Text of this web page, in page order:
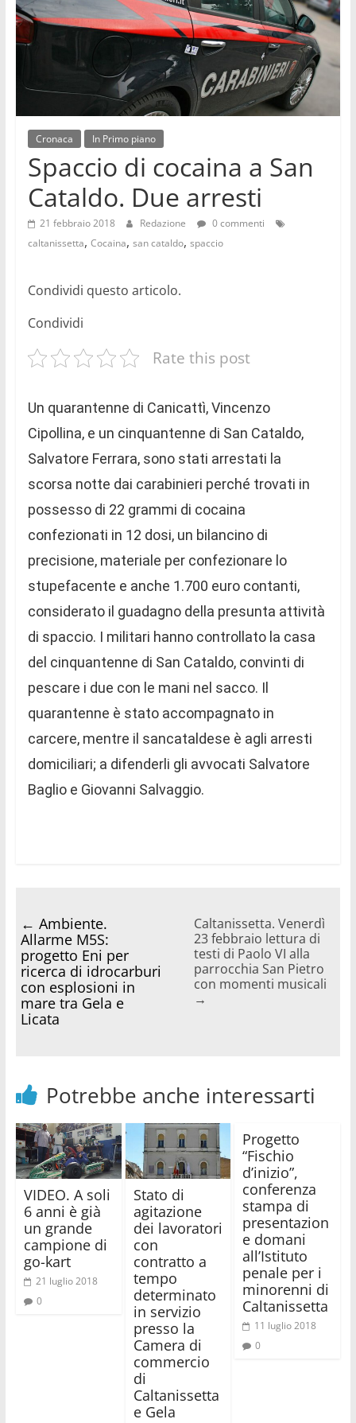
videonews
sempre
aggiornate
politica,
economia,
sport,
eventi,
spettacoli,
musica,
cultura,
scienza,
Cronaca In Primo piano
Spaccio di cocaina a San
Cataldo. Due arresti
21 febbraio 2018 Redazione
0 commenti
caltanissetta, Cocaina, san cataldo, spaccio
Condividi questo articolo.
Condividi
Rate this post
Un quarantenne di Canicattì, Vincenzo
Cipollina, e un cinquantenne di San Cataldo,
Salvatore Ferrara, sono stati arrestati la
scorsa notte dai carabinieri perché trovati in
possesso di 22 grammi di cocaina
confezionati in 12 dosi, un bilancino di
precisione, materiale per confezionare lo
stupefacente e anche 1.700 euro contanti,
considerato il guadagno della presunta attività
di spaccio. I militari hanno controllato la casa
del cinquantenne di San Cataldo, convinti di
pescare i due con le mani nel sacco. Il
quarantenne è stato accompagnato in
carcere, mentre il sancataldese è agli arresti
domiciliari; a difenderli gli avvocati Salvatore
Baglio e Giovanni Salvaggio.
← Ambiente.
Allarme M5S:
progetto Eni per
ricerca di idrocarburi
con esplosioni in
mare tra Gela e
Licata
Caltanissetta. Venerdì
23 febbraio lettura di
testi di Paolo VI alla
parrocchia San Pietro
con momenti musicali
→
Potrebbe anche interessarti
VIDEO. A soli
6 anni è già
un grande
campione di
go-kart
21 luglio 2018
0
Stato di
agitazione
dei lavoratori
con
contratto a
tempo
determinato
in servizio
presso la
Camera di
commercio
di
Caltanissetta
e Gela
Progetto
“Fischio
d’inizio”,
conferenza
stampa di
presentazion
e domani
all’Istituto
penale per i
minorenni di
Caltanissetta
11 luglio 2018
0